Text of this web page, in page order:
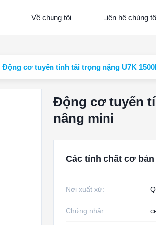
Về chúng tôi Liên hệ chúng
Động cơ tuyến tính tải trọng nặng U7K
Động cơ tuyến
nâng mini
Các tính chất cơ bản
Nơi xuất xứ:
Chứng nhận: